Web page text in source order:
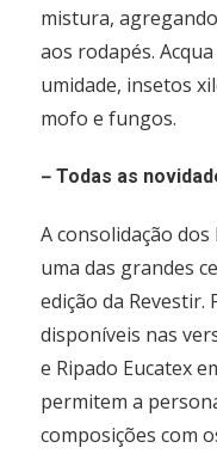
mistura,
aos rodapés.
umidade, insetos
mofo e fungos.
–Todas as
A consolidação dos
uma das grandes
edição da Revestir.
disponíveis nas
e Ripado Eucatex
permitem a
composições com